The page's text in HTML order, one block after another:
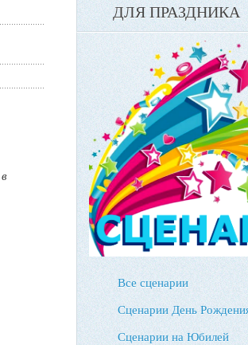
в
ДЛЯ ПРАЗДНИКА
Все сценарии
Сценарии День
Сценарии на Юбилей